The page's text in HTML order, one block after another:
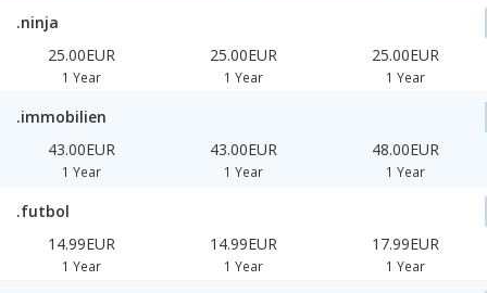
.ninja
25.00EUR
1 Year
25.00EUR
1 Year
25.00EUR
1 Year
.immobilien
43.00EUR
1 Year
43.00EUR
1 Year
48.00EUR
1 Year
.futbol
14.99EUR
1 Year
14.99EUR
1 Year
17.99EUR
1 Year